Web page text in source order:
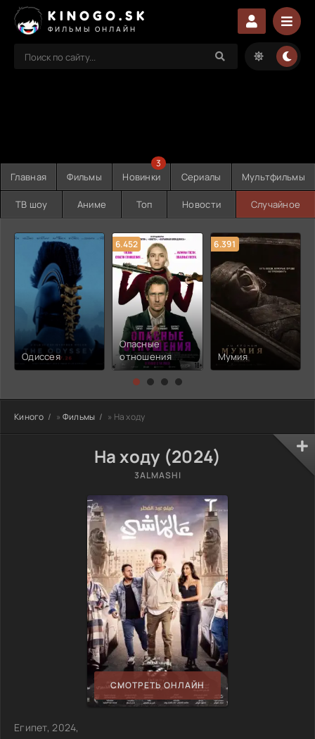
KINOGO.SK
ФИЛЬМЫ ОНЛАЙН
Главная Фильмы Новинки
3
Сериалы Мультфильмы
ТВ шоу Аниме Топ Новости Случайное
Одиссея
6.452
Опасные
отношения
6.391
Мумия
Киного » Фильмы » На ходу
На ходу (2024)
3ALMASHI
СМОТРЕТЬ ОНЛАЙН
Египет, 2024,